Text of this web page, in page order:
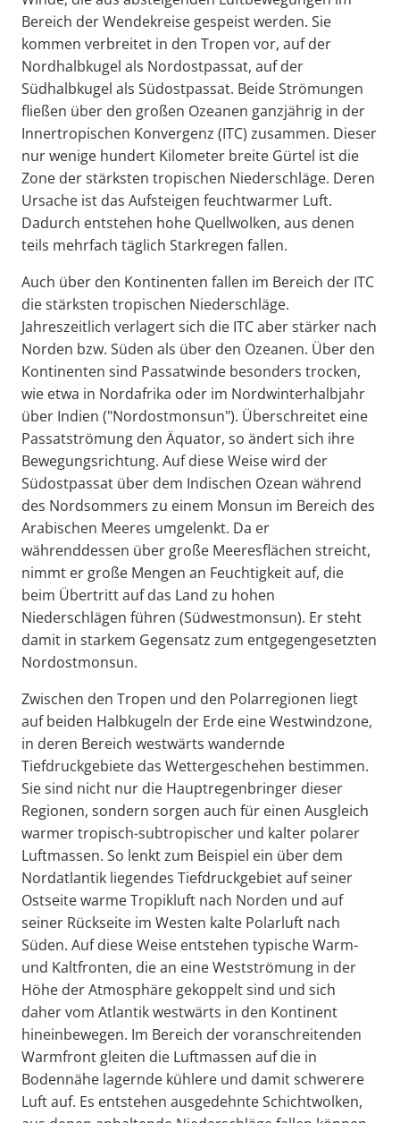
Bereich der Wendekreise gespeist werden. Sie
kommen verbreitet in den Tropen vor, auf der
Nordhalbkugel als Nordostpassat, auf der
Südhalbkugel als Südostpassat. Beide Strömungen
fließen über den großen Ozeanen ganzjährig in der
Innertropischen Konvergenz (ITC) zusammen. Dieser
nur wenige hundert Kilometer breite Gürtel ist die
Zone der stärksten tropischen Niederschläge. Deren
Ursache ist das Aufsteigen feuchtwarmer Luft.
Dadurch entstehen hohe Quellwolken, aus denen
teils mehrfach täglich Starkregen fallen.
Auch über den Kontinenten fallen im Bereich der ITC
die stärksten tropischen Niederschläge.
Jahreszeitlich verlagert sich die ITC aber stärker nach
Norden bzw. Süden als über den Ozeanen. Über den
Kontinenten sind Passatwinde besonders trocken,
wie etwa in Nordafrika oder im Nordwinterhalbjahr
über Indien ("Nordostmonsun"). Überschreitet eine
Passatströmung den Äquator, so ändert sich ihre
Bewegungsrichtung. Auf diese Weise wird der
Südostpassat über dem Indischen Ozean während
des Nordsommers zu einem Monsun im Bereich des
Arabischen Meeres umgelenkt. Da er
währenddessen über große Meeresflächen streicht,
nimmt er große Mengen an Feuchtigkeit auf, die
beim Übertritt auf das Land zu hohen
Niederschlägen führen (Südwestmonsun). Er steht
damit in starkem Gegensatz zum entgegengesetzten
Nordostmonsun.
Zwischen den Tropen und den Polarregionen liegt
auf beiden Halbkugeln der Erde eine Westwindzone,
in deren Bereich westwärts wandernde
Tiefdruckgebiete das Wettergeschehen bestimmen.
Sie sind nicht nur die Hauptregenbringer dieser
Regionen, sondern sorgen auch für einen Ausgleich
warmer tropisch-subtropischer und kalter polarer
Luftmassen. So lenkt zum Beispiel ein über dem
Nordatlantik liegendes Tiefdruckgebiet auf seiner
Ostseite warme Tropikluft nach Norden und auf
seiner Rückseite im Westen kalte Polarluft nach
Süden. Auf diese Weise entstehen typische Warm-
und Kaltfronten, die an eine Westströmung in der
Höhe der Atmosphäre gekoppelt sind und sich
daher vom Atlantik westwärts in den Kontinent
hineinbewegen. Im Bereich der voranschreitenden
Warmfront gleiten die Luftmassen auf die in
Bodennähe lagernde kühlere und damit schwerere
Luft auf. Es entstehen ausgedehnte Schichtwolken,